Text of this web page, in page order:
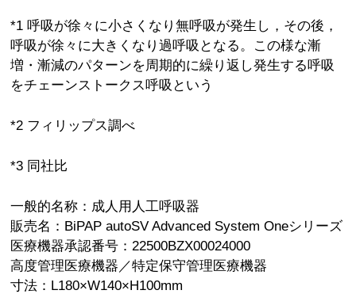
*1 呼吸が徐々に小さくなり無呼吸が発生し，その後，
呼吸が徐々に大きくなり過呼吸となる。この様な漸
増・漸減のパターンを周期的に繰り返し発生する呼吸
をチェーンストークス呼吸という
*2 フィリップス調べ
*3 同社比
一般的名称：成人用人工呼吸器
販売名：BiPAP autoSV Advanced System Oneシリーズ
医療機器承認番号：22500BZX00024000
高度管理医療機器／特定保守管理医療機器
寸法：L180×W140×H100mm